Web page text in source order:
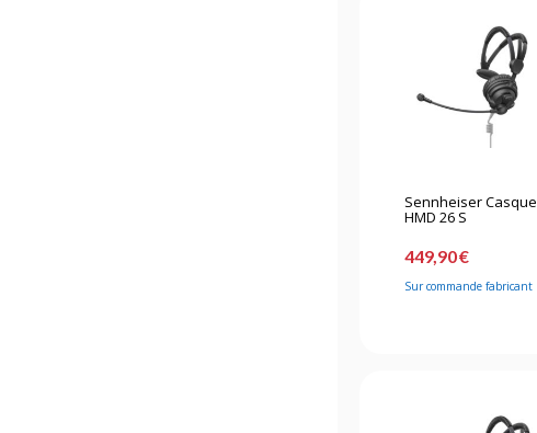
Sennheiser Casque
HMD 26 S
449,90 €
Sur commande fabricant